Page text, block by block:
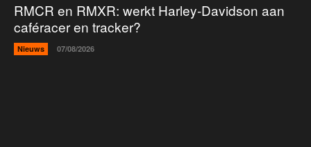
RMCR en RMXR: werkt Harley-Davidson aan
caféracer en tracker?
Nieuws 07/08/2026